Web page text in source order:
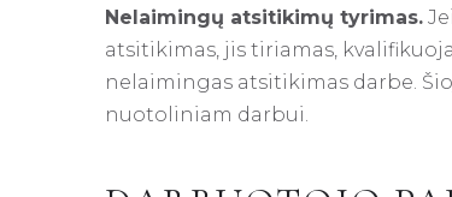
Nelaimingų atsitikimų tyrimas.
atsitikimas, jis tiriamas,
nelaimingas atsitikimas darbe.
nuotoliniam darbui.